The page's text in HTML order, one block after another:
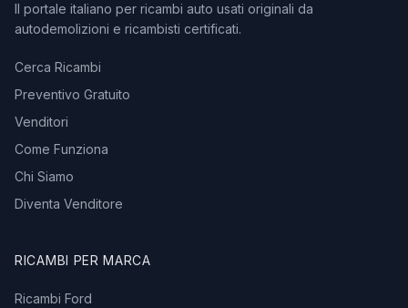
Il portale italiano per ricambi auto usati originali da
autodemolizioni e ricambisti certificati.
Cerca Ricambi
Preventivo Gratuito
Venditori
Come Funziona
Chi Siamo
Diventa Venditore
RICAMBI PER MARCA
Ricambi Ford